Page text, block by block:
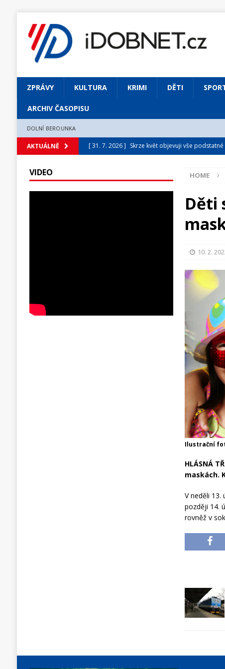
ZPRÁVY KULTURA KRIMI DĚTI
ARCHIV ČASOPISU
DOLNÍ BEROUNKA
AKTUÁLNĚ [ 31. 7. 2026 ] Skrze květ objevuji vše podstatné
[ 31. 7. 2026 ] Zámek Liteň rozezní hvězdně
Výjimečný zážitek: mexické
HOME
Děti
10. 2.
Ilustrační
HLÁSNÁ
maskách.
V neděli 13.
později 14.
rovněž v
VIDEO